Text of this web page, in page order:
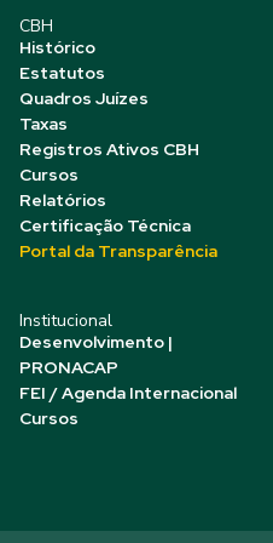
CBH
Histórico
Estatutos
Quadros Juízes
Taxas
Registros Ativos CBH
Cursos
Relatórios
Certificação Técnica
Portal da Transparência
Institucional
Desenvolvimento |
PRONACAP
FEI / Agenda Internacional
Cursos